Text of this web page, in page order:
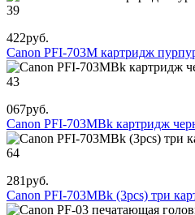
39
422руб.
Canon PFI-703M картридж
43
067руб.
Canon PFI-703MBk картридж
64
281руб.
Canon PFI-703MBk (3pcs) три